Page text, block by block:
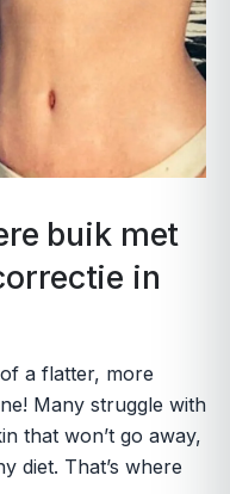
buik met
in
a flatter, more
Many struggle with
that won’t go away,
diet. That’s where